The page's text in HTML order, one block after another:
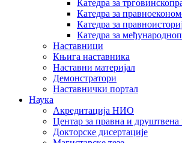
Катедра за
Катедра за
Катедра за
Катедра за
Наставници
Књига наставника
Наставни материјал
Демонстратори
Наставнички портал
Наука
Акредитација НИО
Центар за правна и
Докторске дисертације